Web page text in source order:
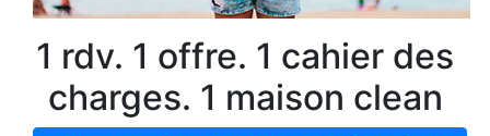
1 rdv. 1 offre. 1 cahier des
charges. 1 maison clean